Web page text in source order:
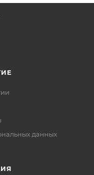
данных